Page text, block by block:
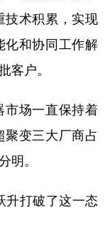
技术积累，实现
化和协同工作解
客户。
场一直保持着
聚变三大厂商占
明。
打破了这一态